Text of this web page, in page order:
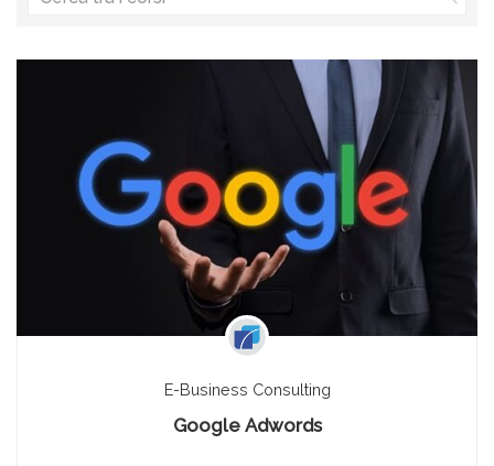
E-Business Consulting
Google Adwords